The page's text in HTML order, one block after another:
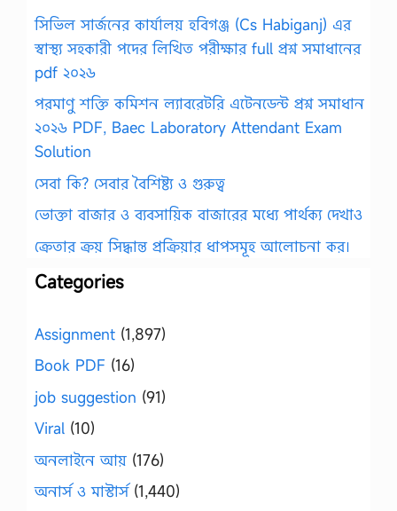
সিভিল সার্জনের কার্যালয় হবিগঞ্জ (Cs Habiganj) এর
স্বাস্থ্য সহকারী পদের লিখিত পরীক্ষার full প্রশ্ন সমাধানের
pdf ২০২৬
পরমাণু শক্তি কমিশন ল্যাবরেটরি এটেনডেন্ট প্রশ্ন সমাধান
২০২৬ PDF, Baec Laboratory Attendant Exam
Solution
সেবা কি? সেবার বৈশিষ্ট্য ও গুরুত্ব
ভোক্তা বাজার ও ব্যবসায়িক বাজারের মধ্যে পার্থক্য দেখাও
ক্রেতার ক্রয় সিদ্ধান্ত প্রক্রিয়ার ধাপসমূহ আলোচনা কর।
Categories
Assignment (1,897)
Book PDF (16)
job suggestion (91)
Viral (10)
অনলাইনে আয় (176)
অনার্স ও মাস্টার্স(1,440)